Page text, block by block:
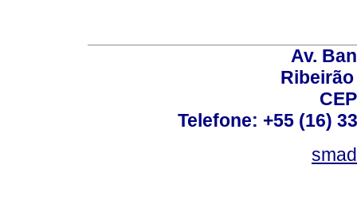
Av.
Telefone: +55 (16)